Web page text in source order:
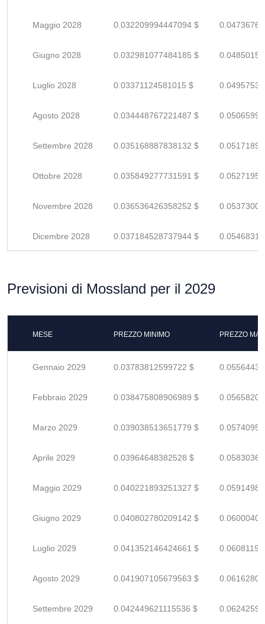
Maggio 2028 0.032209994447094 $
Giugno 2028 0.032981077484185 $
Luglio 2028 0.03371124581015 $
Agosto 2028 0.034448767221487 $
Settembre 2028 0.035168887838132 $
Ottobre 2028 0.035849277731591 $
Novembre 2028 0.036536426358252 $
Dicembre 2028 0.037184528737944 $
Previsioni di Mossland per il 2029
MESE PREZZO MINIMO PREZZO
Gennaio 2029 0.03783812599722 $
Febbraio 2029 0.038475808906989 $
Marzo 2029 0.039038513651779 $
Aprile 2029 0.03964648382528 $
Maggio 2029 0.040221893251327 $
Giugno 2029 0.040802780209142 $
Luglio 2029 0.041352146424661 $
Agosto 2029 0.041907105679563 $
Settembre 2029 0.042449621115536 $